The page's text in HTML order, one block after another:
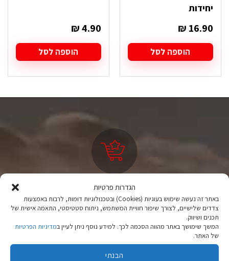
הגדרות פרטיות
באתר זה נעשה שימוש בעוגיות (Cookies) ובטכנולוגיות דומות, לרבות באמצעות
צדדים שלישיים, לצורך שיפור חוויית המשתמש, ניתוח סטטיסטי, התאמה אישית של
תכנים ושיווק.
המשך שימושך באתר מהווה הסכמה לכך. למידע נוסף ניתן לעיין במדיניות הפרטיות
של האתר.
הבנתי
יחידות
₪ 16.90
הוספה לסל
₪4.90
הוספה לסל
ציוד טיולים
מהיבואן לצרכן
יבוא ישיר לצד מותגים מובילים במחירים ללא תחרות.